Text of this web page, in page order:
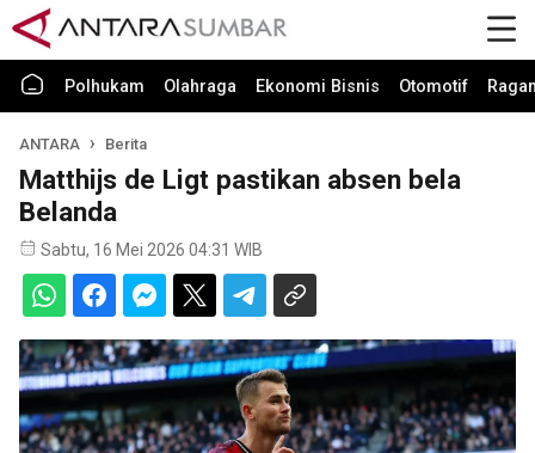
Polhukam Olahraga Ekonomi Bisnis Otomotif
ANTARA Berita
Matthijs de Ligt pastikan absen bela
Belanda
Sabtu, 16 Mei 2026 04:31 WIB